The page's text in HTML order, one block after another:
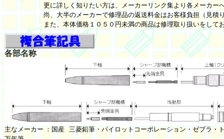
更に詳しく知りたい方は、メーカーリンク集より各メーカーへ
尚、大半のメーカーで修理品の返送料金はお客様負担（見積り依
また、本体価格１０５０円未満の商品は修理取り扱いをしてお
各部名称
主なメーカー ：国産 三菱鉛筆・パイロットコーポレーション・ゼブラ・